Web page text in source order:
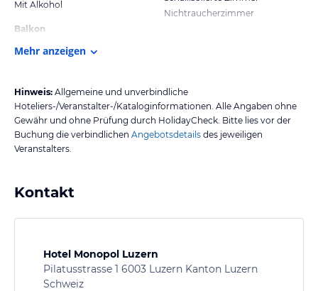
Mit Alkohol
Balkon
Nichtraucherzimmer
Mehr anzeigen
Hinweis: Allgemeine und unverbindliche
Hoteliers-/Veranstalter-/Kataloginformationen. Alle Angaben ohne
Gewähr und ohne Prüfung durch HolidayCheck. Bitte lies vor der
Buchung die verbindlichen Angebotsdetails des jeweiligen
Veranstalters.
Kontakt
Hotel Monopol Luzern
Pilatusstrasse 1 6003 Luzern Kanton Luzern
Schweiz